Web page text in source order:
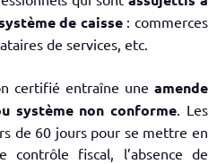
de caisse: commerces
de services, etc.
certifié entraîne une amende
système non conforme . Les
de 60 jours pour se mettre en
fiscal, l’absence de